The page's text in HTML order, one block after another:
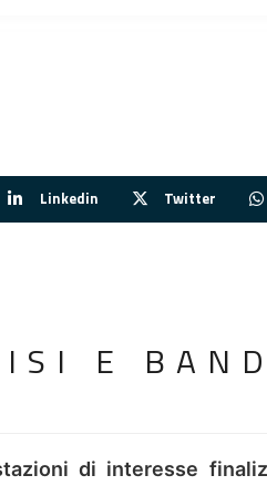
Linkedin Twitter
E
di interesse